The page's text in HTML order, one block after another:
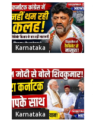
Karnataka
Karnataka